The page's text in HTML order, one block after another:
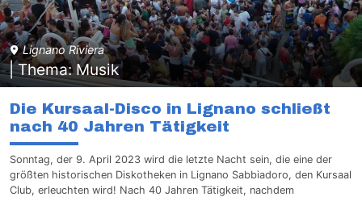
Lignano Riviera
| Thema: Musik
Die Kursaal-Disco in Lignano schließt
nach 40 Jahren Tätigkeit
Sonntag, der 9. April 2023 wird die letzte Nacht sein, die eine der
größten historischen Diskotheken in Lignano Sabbiadoro, den Kursaal
Club, erleuchten wird! Nach 40 Jahren Tätigkeit, nachdem